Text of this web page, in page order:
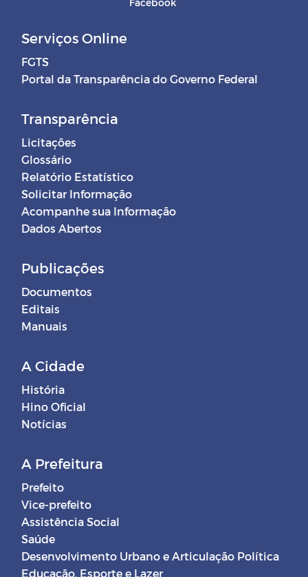
Facebook
Serviços Online
FGTS
Portal da Transparência do Governo Federal
Transparência
Licitações
Glossário
Relatório Estatístico
Solicitar Informação
Acompanhe sua Informação
Dados Abertos
Publicações
Documentos
Editais
Manuais
A Cidade
História
Hino Oficial
Notícias
A Prefeitura
Prefeito
Vice-prefeito
Assistência Social
Saúde
Desenvolvimento Urbano e Articulação Política
Educação, Esporte e Lazer